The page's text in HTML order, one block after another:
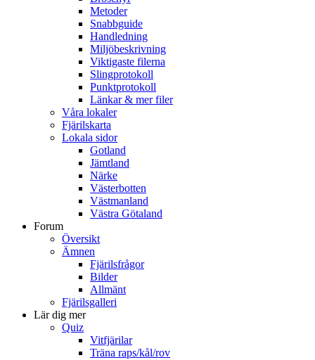
Metoder
Snabbguide
Handledning
Miljöbeskrivning
Viktigaste filerna
Slingprotokoll
Punktprotokoll
Länkar & mer filer
Våra lokaler
Fjärilskarta
Lokala sidor
Gotland
Jämtland
Närke
Västerbotten
Västmanland
Västra Götaland
Forum
Översikt
Ämnen
Fjärilsfrågor
Bilder
Allmänt
Fjärilsgalleri
Lär dig mer
Quiz
Vitfjärilar
Träna raps/kål/rov